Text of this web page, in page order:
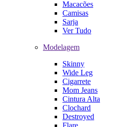
Macacões
Camisas
Sarja
Ver Tudo
Modelagem
Skinny
Wide Leg
Cigarrete
Mom Jeans
Cintura Alta
Clochard
Destroyed
Flare